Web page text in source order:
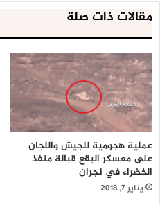
مقالات ذات صلة
عملية هجومية للجيش واللجان
على معسكر البقع قبالة منفذ
الخضراء في نجران
يناير 7, 2018